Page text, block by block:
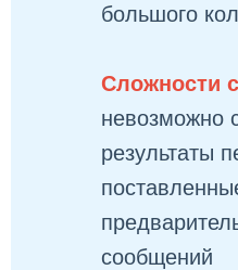
большого
Сложности
невозможно
результаты
сообщений